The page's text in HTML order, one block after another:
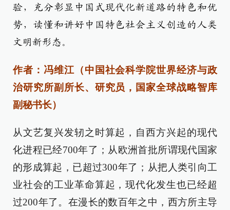
验，充分彰显中国式现代化新道路的特色和优
势，读懂和讲好中国特色社会主义创造的人类
文明新形态。
作者：冯维江（中国社会科学院世界经济与政
治研究所副所长、研究员，国家全球战略智库
副秘书长）
从文艺复兴发轫之时算起，自西方兴起的现代
化进程已经700年了；从欧洲首批所谓现代国家
的形成算起，已超过300年了；从把人类引向工
业社会的工业革命算起，现代化发生也已经超
过200年了。在漫长的数百年之中，西方所主导